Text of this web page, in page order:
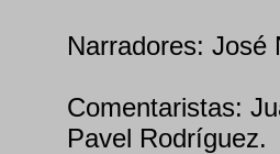
Narradores: José
Comentaristas:
Pavel Rodríguez.